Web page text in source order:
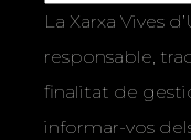
La Xarxa Vives
responsable,
finalitat de
informar-vos